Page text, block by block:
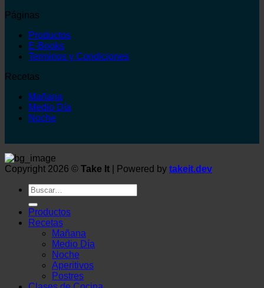
Páginas
Productos
E-Books
Terminos y Condiciones
Recetas
Mañana
Medio Día
Noche
Copyright 2026 © Take It | Powered by takeit.dev
Buscar
por:
Productos
Recetas
Mañana
Medio Día
Noche
Aperitivos
Postres